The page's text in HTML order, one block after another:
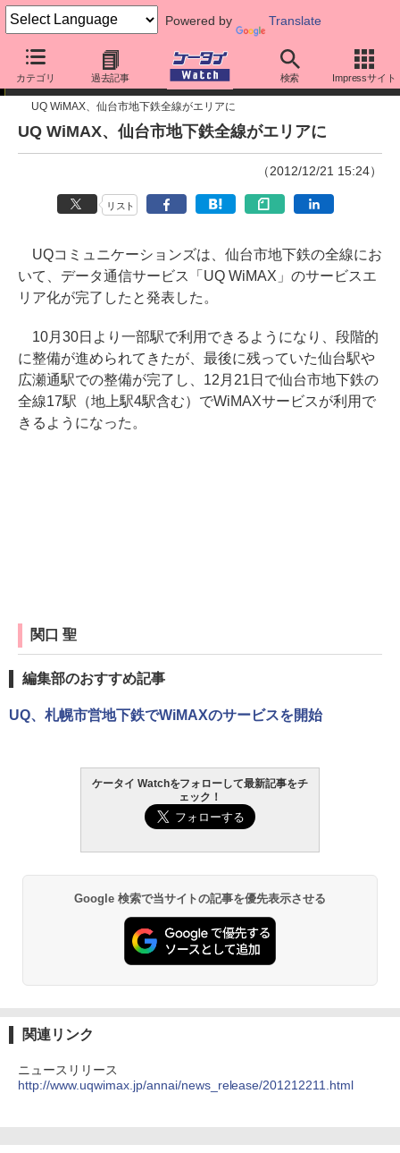
Powered by Translate
カテゴリ 過去記事 検索 Impressサイト
ニュース
UQ WiMAX、仙台市地下鉄全線がエリアに
UQ WiMAX、仙台市地下鉄全線がエリアに
（2012/12/21 15:24）
リスト
UQコミュニケーションズは、仙台市地下鉄の全線にお
いて、データ通信サービス「UQ WiMAX」のサービスエ
リア化が完了したと発表した。
10月30日より一部駅で利用できるようになり、段階的
に整備が進められてきたが、最後に残っていた仙台駅や
広瀬通駅での整備が完了し、12月21日で仙台市地下鉄の
全線17駅（地上駅4駅含む）でWiMAXサービスが利用で
きるようになった。
関口 聖
編集部のおすすめ記事
UQ、札幌市営地下鉄でWiMAXのサービスを開始
ケータイ Watchをフォローして最新記事をチ
ェック！
Google 検索で当サイトの記事を優先表示させる
関連リンク
ニュースリリース
http://www.uqwimax.jp/annai/news_release/201212211.html